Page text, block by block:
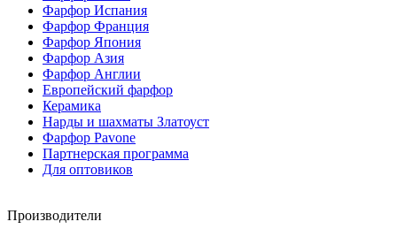
Фарфор Испания
Фарфор Франция
Фарфор Япония
Фарфор Азия
Фарфор Англии
Европейский фарфор
Керамика
Нарды и шахматы Златоуст
Фарфор Pavone
Партнерская программа
Для оптовиков
Производители